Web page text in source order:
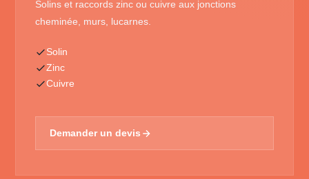
Solins et raccords zinc ou cuivre aux jonctions
cheminée, murs, lucarnes.
Solin
Zinc
Cuivre
Demander un devis